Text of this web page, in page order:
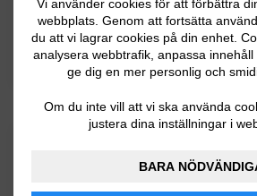
Vi använder cookies för att förbättra
webbplats. Genom att fortsätta
du att vi lagrar cookies på din enhet.
analysera webbtrafik, anpassa
ge dig en mer personlig och
Om du inte vill att vi ska använda
justera dina inställningar i
BARA
Bygga basturum 3. 25x 4
Malmö 11.04.2016